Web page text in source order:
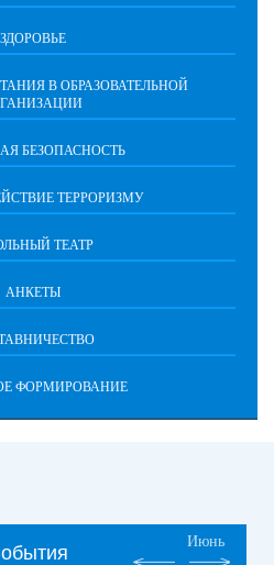
ЗДОРОВЬЕ
В ОБРАЗОВАТЕЛЬНОЙ
БЕЗОПАСНОСТЬ
ТЕРРОРИЗМУ
ТЕАТР
АНКЕТЫ
ФОРМИРОВАНИЕ
Июнь